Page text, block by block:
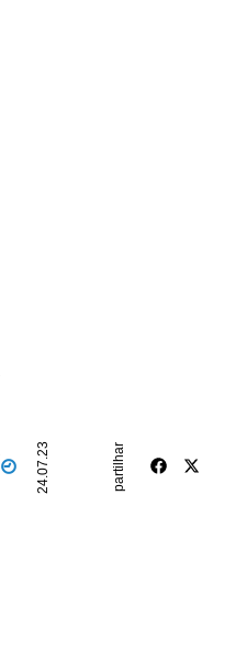
24.07.23 partilhar